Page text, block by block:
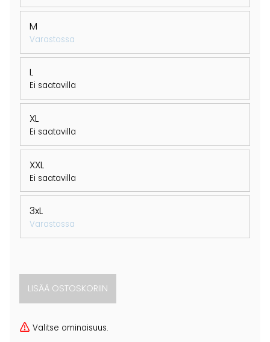
M
Varastossa
L
Ei saatavilla
XL
Ei saatavilla
XXL
Ei saatavilla
3xL
Varastossa
Valitse ominaisuus.